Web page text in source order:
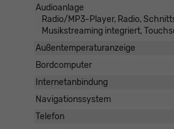
Audioanlage
Radio/MP3-Player, Radio,
Musikstreaming integriert,
Außentemperaturanzeige
Bordcomputer
Internetanbindung
Navigationssystem
Telefon